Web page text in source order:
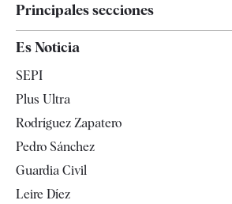
Principales secciones
España
Televisión
Es Noticia
SEPI
Plus Ultra
Rodríguez Zapatero
Pedro Sánchez
Guardia Civil
Leire Díez